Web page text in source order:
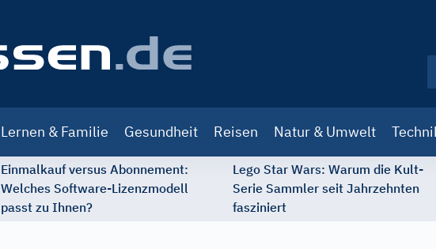
Lernen & Familie Gesundheit Reisen Natur & Umwelt
Einmalkauf versus Abonnement:
Welches Software-Lizenzmodell
passt zu Ihnen?
Lego Star Wars: Warum die Kult-
Serie Sammler seit Jahrzehnten
fasziniert